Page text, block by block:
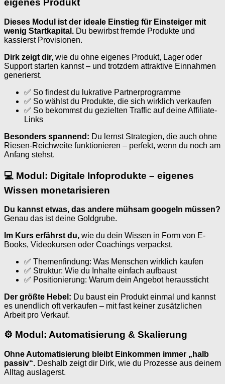
eigenes Produkt
Dieses Modul ist der ideale Einstieg für Einsteiger mit
wenig Startkapital. Du bewirbst fremde Produkte und
kassierst Provisionen.
Dirk zeigt dir, wie du ohne eigenes Produkt, Lager oder
Support starten kannst – und trotzdem attraktive Einnahmen
generierst.
✅ So findest du lukrative Partnerprogramme
✅ So wählst du Produkte, die sich wirklich verkaufen
✅ So bekommst du gezielten Traffic auf deine Affiliate-
Links
Besonders spannend: Du lernst Strategien, die auch ohne
Riesen-Reichweite funktionieren – perfekt, wenn du noch am
Anfang stehst.
💻 Modul: Digitale Infoprodukte – eigenes
Wissen monetarisieren
Du kannst etwas, das andere mühsam googeln müssen?
Genau das ist deine Goldgrube.
Im Kurs erfährst du, wie du dein Wissen in Form von E-
Books, Videokursen oder Coachings verpackst.
✅ Themenfindung: Was Menschen wirklich kaufen
✅ Struktur: Wie du Inhalte einfach aufbaust
✅ Positionierung: Warum dein Angebot heraussticht
Der größte Hebel: Du baust ein Produkt einmal und kannst
es unendlich oft verkaufen – mit fast keiner zusätzlichen
Arbeit pro Verkauf.
⚙ Modul: Automatisierung & Skalierung
Ohne Automatisierung bleibt Einkommen immer „halb
passiv“. Deshalb zeigt dir Dirk, wie du Prozesse aus deinem
Alltag auslagerst.